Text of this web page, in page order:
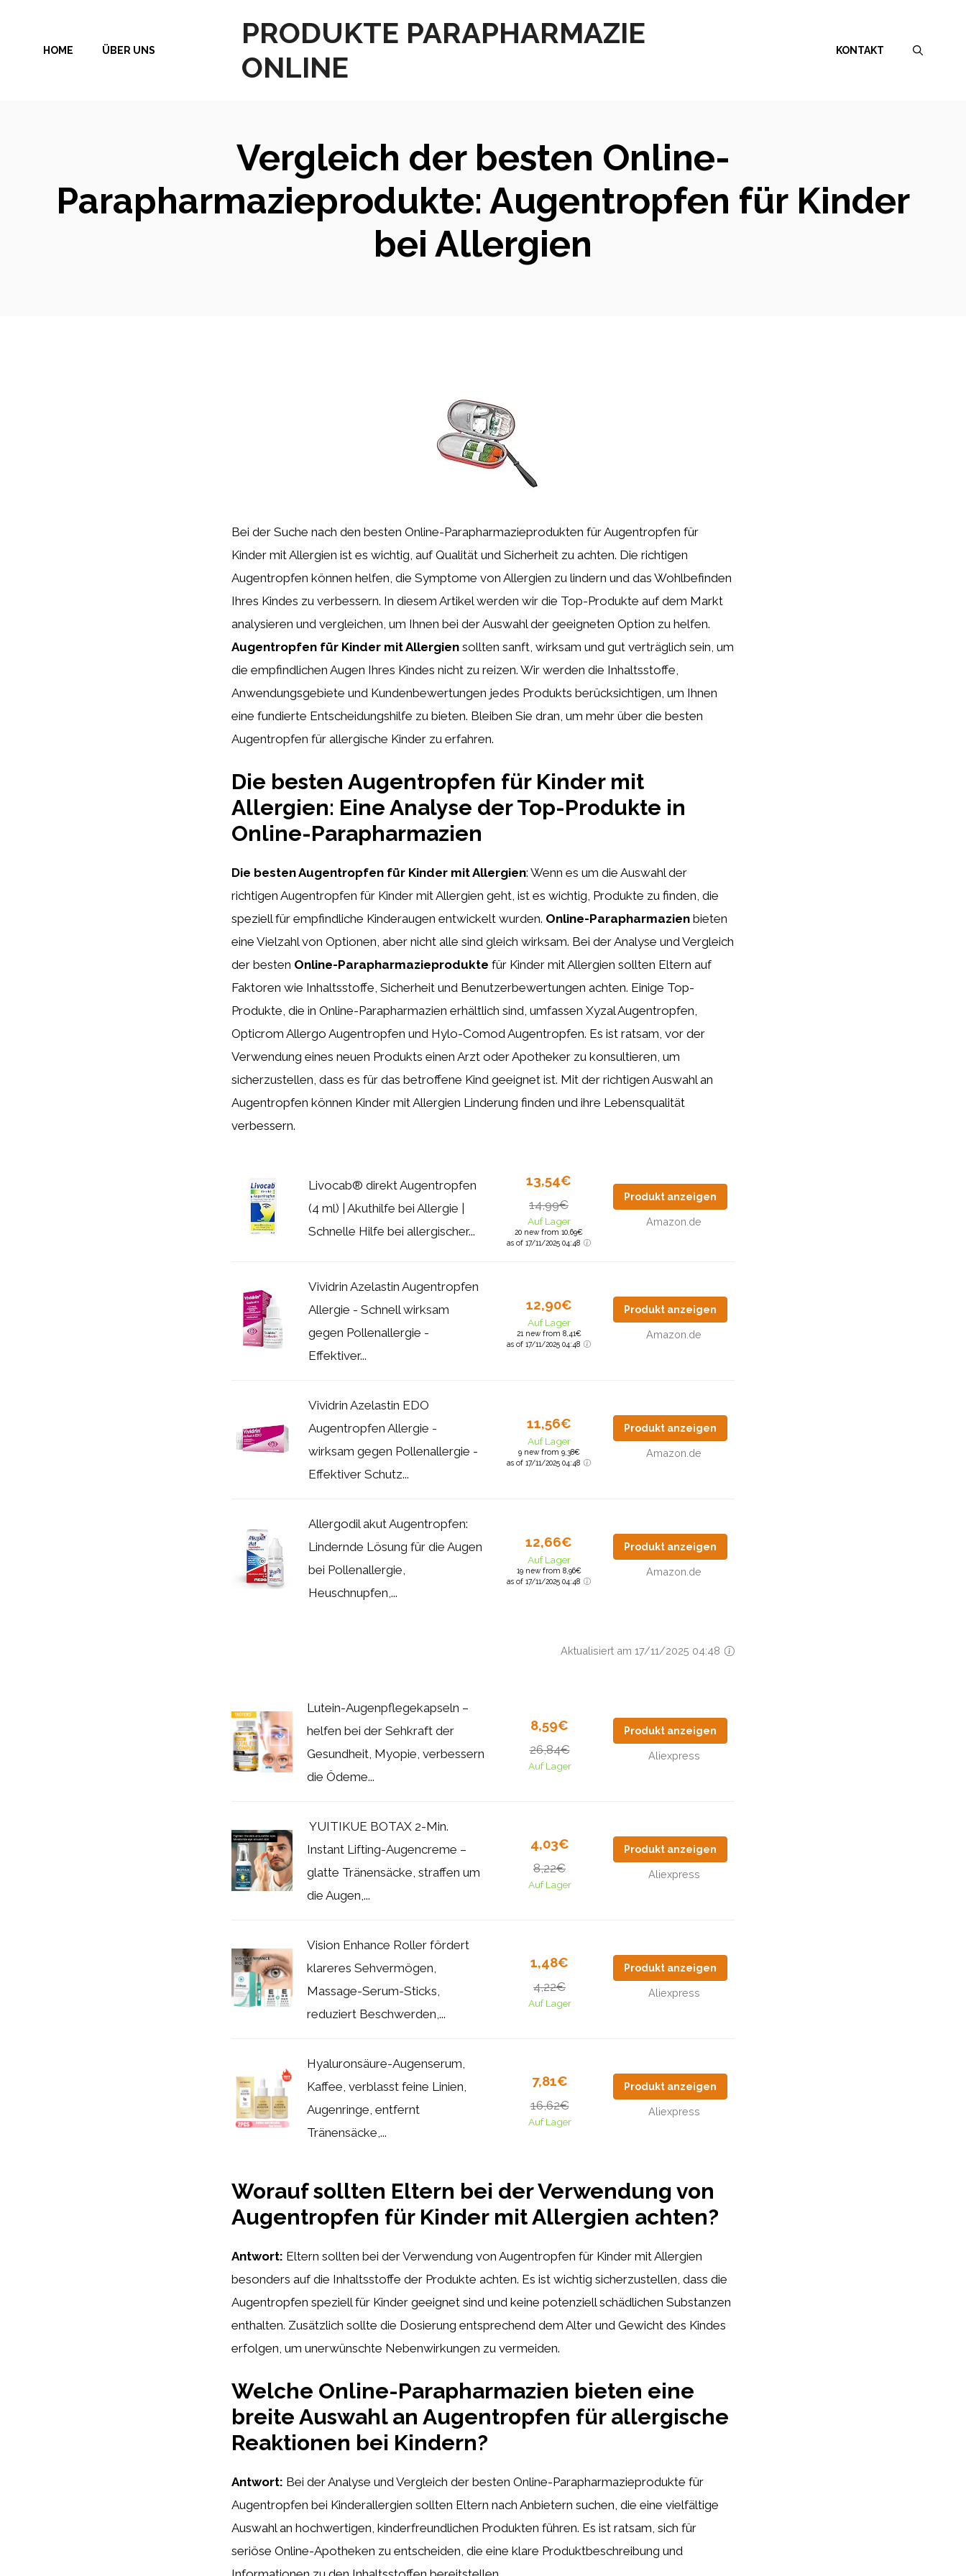
springen
PRODUKTE PARAPHARMAZIE
ONLINE
HOME ÜBER UNS KONTAKT
Vergleich der besten Online-
Parapharmazieprodukte: Augentropfen für Kinder
bei Allergien
Bei der Suche nach den besten Online-Parapharmazieprodukten für Augentropfen für
Kinder mit Allergien ist es wichtig, auf Qualität und Sicherheit zu achten. Die richtigen
Augentropfen können helfen, die Symptome von Allergien zu lindern und das Wohlbefinden
Ihres Kindes zu verbessern. In diesem Artikel werden wir die Top-Produkte auf dem Markt
analysieren und vergleichen, um Ihnen bei der Auswahl der geeigneten Option zu helfen.
Augentropfen für Kinder mit Allergien sollten sanft, wirksam und gut verträglich sein, um
die empfindlichen Augen Ihres Kindes nicht zu reizen. Wir werden die Inhaltsstoffe,
Anwendungsgebiete und Kundenbewertungen jedes Produkts berücksichtigen, um Ihnen
eine fundierte Entscheidungshilfe zu bieten. Bleiben Sie dran, um mehr über die besten
Augentropfen für allergische Kinder zu erfahren.
Die besten Augentropfen für Kinder mit
Allergien: Eine Analyse der Top-Produkte in
Online-Parapharmazien
Die besten Augentropfen für Kinder mit Allergien: Wenn es um die Auswahl der
richtigen Augentropfen für Kinder mit Allergien geht, ist es wichtig, Produkte zu finden, die
speziell für empfindliche Kinderaugen entwickelt wurden. Online-Parapharmazien bieten
eine Vielzahl von Optionen, aber nicht alle sind gleich wirksam. Bei der Analyse und Vergleich
der besten Online-Parapharmazieprodukte für Kinder mit Allergien sollten Eltern auf
Faktoren wie Inhaltsstoffe, Sicherheit und Benutzerbewertungen achten. Einige Top-
Produkte, die in Online-Parapharmazien erhältlich sind, umfassen Xyzal Augentropfen,
Opticrom Allergo Augentropfen und Hylo-Comod Augentropfen. Es ist ratsam, vor der
Verwendung eines neuen Produkts einen Arzt oder Apotheker zu konsultieren, um
sicherzustellen, dass es für das betroffene Kind geeignet ist. Mit der richtigen Auswahl an
Augentropfen können Kinder mit Allergien Linderung finden und ihre Lebensqualität
verbessern.
Livocab® direkt Augentropfen
(4 ml) | Akuthilfe bei Allergie |
Schnelle Hilfe bei allergischer...
13,54€
14,99€
Auf Lager
20 new from 10,69€
as of 17/11/2025 04:48
Produkt anzeigen
Amazon.de
Vividrin Azelastin Augentropfen
Allergie - Schnell wirksam
gegen Pollenallergie -
Effektiver...
12,90€
Auf Lager
21 new from 8,41€
as of 17/11/2025 04:48
Produkt anzeigen
Amazon.de
Vividrin Azelastin EDO
Augentropfen Allergie -
wirksam gegen Pollenallergie -
Effektiver Schutz...
11,56€
Auf Lager
9 new from 9,38€
as of 17/11/2025 04:48
Produkt anzeigen
Amazon.de
Allergodil akut Augentropfen:
Lindernde Lösung für die Augen
bei Pollenallergie,
Heuschnupfen,...
12,66€
Auf Lager
19 new from 8,96€
as of 17/11/2025 04:48
Produkt anzeigen
Amazon.de
Aktualisiert am 17/11/2025 04:48
Lutein-Augenpflegekapseln –
helfen bei der Sehkraft der
Gesundheit, Myopie, verbessern
die Ödeme...
8,59€
26,84€
Auf Lager
Produkt anzeigen
Aliexpress
​ YUITIKUE BOTAX 2-Min.
Instant Lifting-Augencreme –
glatte Tränensäcke, straffen um
die Augen,...
4,03€
8,22€
Auf Lager
Produkt anzeigen
Aliexpress
Vision Enhance Roller fördert
klareres Sehvermögen,
Massage-Serum-Sticks,
reduziert Beschwerden,...
1,48€
4,22€
Auf Lager
Produkt anzeigen
Aliexpress
Hyaluronsäure-Augenserum,
Kaffee, verblasst feine Linien,
Augenringe, entfernt
Tränensäcke,...
7,81€
16,62€
Auf Lager
Produkt anzeigen
Aliexpress
Worauf sollten Eltern bei der Verwendung von
Augentropfen für Kinder mit Allergien achten?
Antwort: Eltern sollten bei der Verwendung von Augentropfen für Kinder mit Allergien
besonders auf die Inhaltsstoffe der Produkte achten. Es ist wichtig sicherzustellen, dass die
Augentropfen speziell für Kinder geeignet sind und keine potenziell schädlichen Substanzen
enthalten. Zusätzlich sollte die Dosierung entsprechend dem Alter und Gewicht des Kindes
erfolgen, um unerwünschte Nebenwirkungen zu vermeiden.
Welche Online-Parapharmazien bieten eine
breite Auswahl an Augentropfen für allergische
Reaktionen bei Kindern?
Antwort: Bei der Analyse und Vergleich der besten Online-Parapharmazieprodukte für
Augentropfen bei Kinderallergien sollten Eltern nach Anbietern suchen, die eine vielfältige
Auswahl an hochwertigen, kinderfreundlichen Produkten führen. Es ist ratsam, sich für
seriöse Online-Apotheken zu entscheiden, die eine klare Produktbeschreibung und